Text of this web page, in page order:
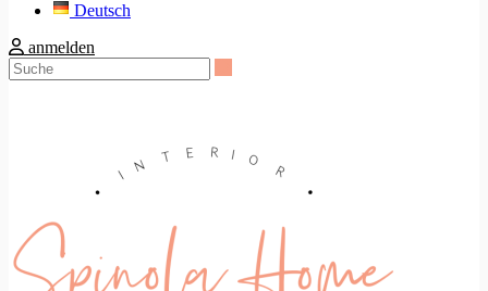
Deutsch
anmelden